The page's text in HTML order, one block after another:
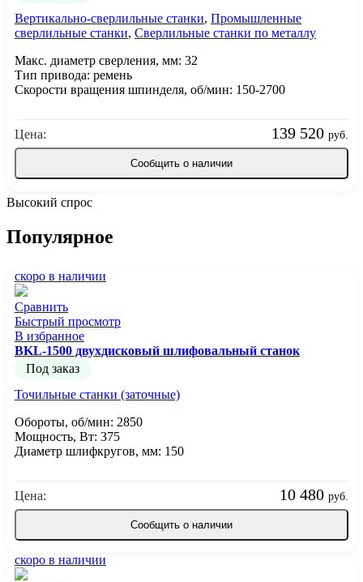
Вертикально-сверлильные станки, Промышленные
сверлильные станки, Сверлильные станки по металлу
Цена: 139 520 руб.
Макс. диаметр сверления, мм: 32
Тип привода: ремень
Скорости вращения шпинделя, об/мин: 150-2700
Сообщить о наличии
Высокий спрос
Популярное
скоро в наличии
Сравнить
Быстрый просмотр
В избранное
BKL-1500 двухдисковый шлифовальный станок
Под заказ
Точильные станки (заточные)
Цена: 10 480 руб.
Обороты, об/мин: 2850
Мощность, Вт: 375
Диаметр шлифкругов, мм: 150
Сообщить о наличии
скоро в наличии